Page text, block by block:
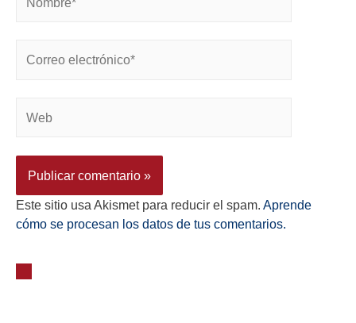
Este sitio usa Akismet para reducir el spam. Aprende
cómo se procesan los datos de tus comentarios.